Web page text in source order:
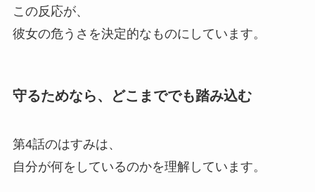
この反応が、
彼女の危うさを決定的なものにしています。
守るためなら、どこまででも踏み込む
第4話のはすみは、
自分が何をしているのかを理解しています。